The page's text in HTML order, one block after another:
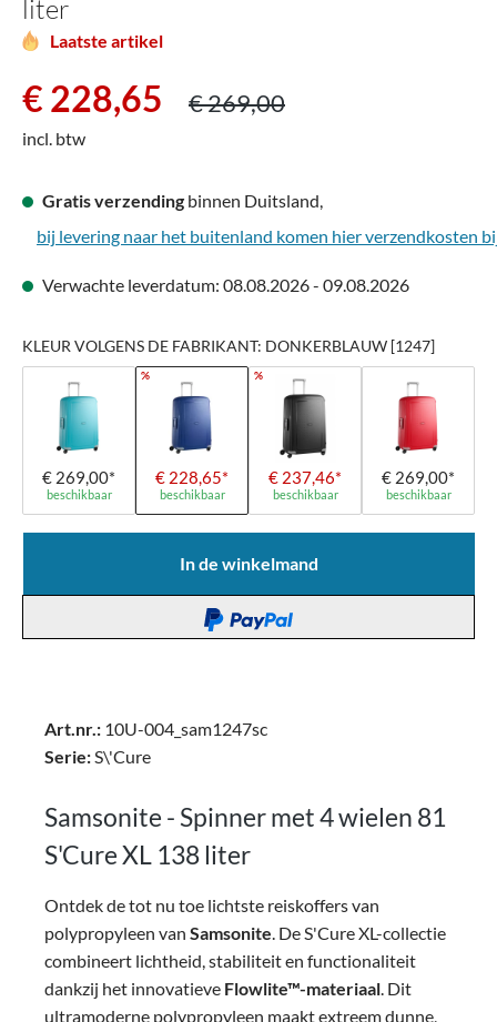
liter
Laatste artikel
Verkoopprijs:
€ 228,65 Normale prijs:
€ 269,00
incl. btw
Gratis verzending binnen Duitsland,
bij levering naar het buitenland komen hier verzendkosten
Verwachte leverdatum: 08.08.2026 - 09.08.2026
KLEUR VOLGENS DE FABRIKANT: DONKERBLAUW [1247]
€ 269,00*
beschikbaar
%
€ 228,65*
beschikbaar
%
€ 237,46*
beschikbaar
€ 269,00*
beschikbaar
In de winkelmand
Art.nr.: 10U-004_sam1247sc
Serie:S\'Cure
Samsonite - Spinner met 4 wielen 81
S'Cure XL 138 liter
Ontdek de tot nu toe lichtste reiskoffers van
polypropyleen van Samsonite. De S'Cure XL-collectie
combineert lichtheid, stabiliteit en functionaliteit
dankzij het innovatieve Flowlite™-materiaal. Dit
ultramoderne polypropyleen maakt extreem dunne,